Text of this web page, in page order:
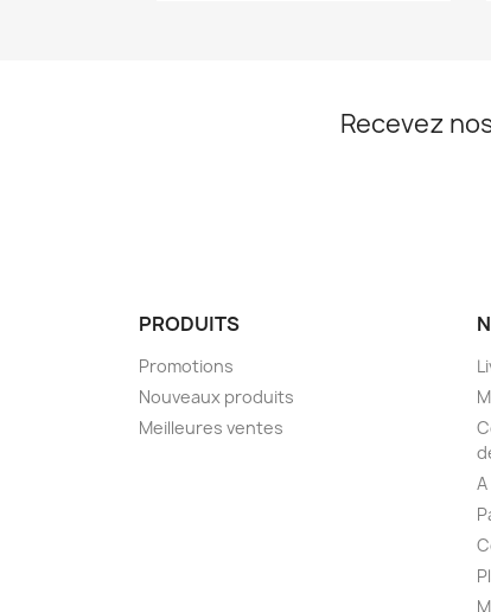
Recevez
PRODUITS
Promotions
Nouveaux produits
Meilleures ventes